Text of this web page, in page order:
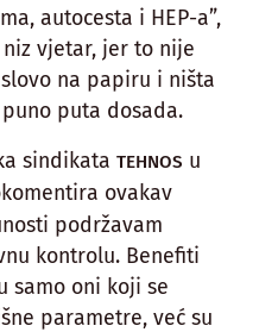
autocesta i HEP-a”,
vjetar, jer to nije
na papiru i ništa
puta dosada.
sindikata TEHNOS u
ovakav
podržavam
kontrolu. Benefiti
samo oni koji se
parametre, već su